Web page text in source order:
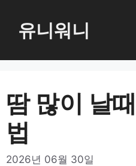
로
너
뛰
기
유니워니
땀 많이 날
법
2026년 06월 30일